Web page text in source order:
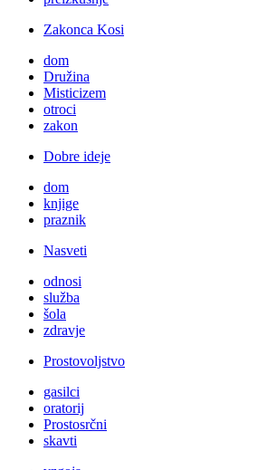
Zakonca Kosi
dom
Družina
Misticizem
otroci
zakon
Dobre ideje
dom
knjige
praznik
Nasveti
odnosi
služba
šola
zdravje
Prostovoljstvo
gasilci
oratorij
Prostosrčni
skavti